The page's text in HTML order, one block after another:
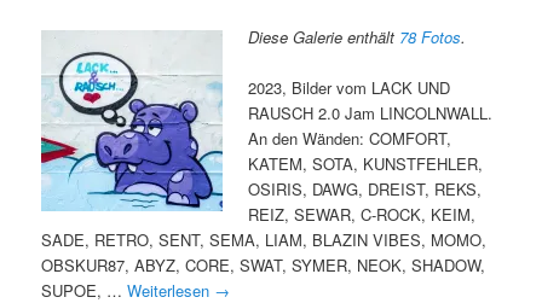
Diese Galerie enthält 78 Fotos.
2023, Bilder vom LACK UND
RAUSCH 2.0 Jam LINCOLNWALL.
An den Wänden: COMFORT,
KATEM, SOTA, KUNSTFEHLER,
OSIRIS, DAWG, DREIST, REKS,
REIZ, SEWAR, C-ROCK, KEIM,
SADE, RETRO, SENT, SEMA, LIAM, BLAZIN VIBES, MOMO,
OBSKUR87, ABYZ, CORE, SWAT, SYMER, NEOK, SHADOW,
SUPOE, …Weiterlesen →